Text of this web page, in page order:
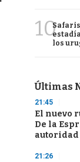
10
los
Últimas
21:45
El nuevo
De la
21:26